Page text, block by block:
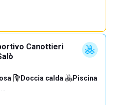
Canottieri
· Doccia calda·
Piscina